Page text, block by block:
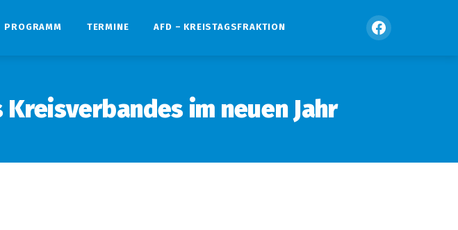
PROGRAMM TERMINE AFD – KREISTAGSFRAKTION
im neuen Jahr